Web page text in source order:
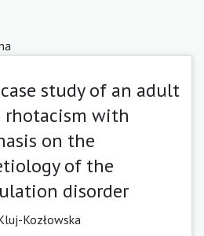
study of an adult
with
on the
of the
disorder
Kozłowska